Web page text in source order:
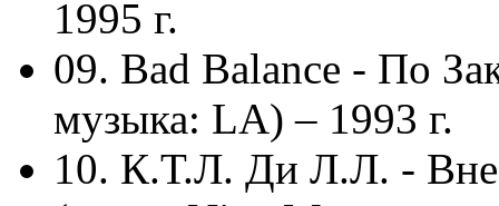
1995 г.
09. Bad Balance - По
музыка: LА) – 1993 г.
10. К.Т.Л. Ди Л.Л. - Вне